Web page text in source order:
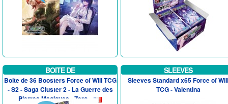
BOITE DE
Boite de 36 Boosters Force of Will TCG
- S2 - Saga Cluster 2 - La Guerre des
Pierres Magiques - Zero...
SLEEVES
Sleeves Standard x65 Force of Will
TCG - Valentina